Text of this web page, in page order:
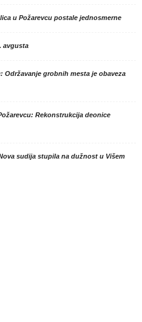
u Požarevcu postale jednosmerne
avgusta
Održavanje grobnih mesta je obaveza
Rekonstrukcija deonice
sudija stupila na dužnost u Višem